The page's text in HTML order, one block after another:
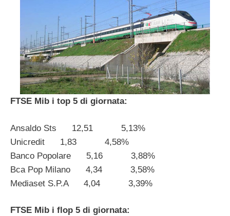
FTSE Mib i top 5 di giornata:
Ansaldo Sts 12,51 5,13%
Unicredit 1,83 4,58%
Banco Popolare 5,16 3,88%
Bca Pop Milano 4,34 3,58%
Mediaset S.P.A 4,04 3,39%
FTSE Mib i flop 5 di giornata: